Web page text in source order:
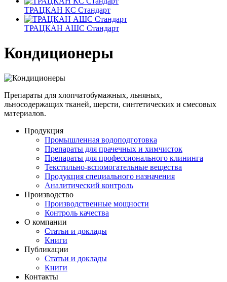
ТРАЦКАН КС Стандарт
ТРАЦКАН АШС Стандарт
Кондиционеры
Препараты для хлопчатобумажных, льняных,
льносодержащих тканей, шерсти, синтетических и смесовых
материалов.
Продукция
Промышленная водоподготовка
Препараты для прачечных и химчисток
Препараты для профессионального клининга
Текстильно-вспомогательные вещества
Продукция специального назначения
Аналитический контроль
Производство
Производственные мощности
Контроль качества
О компании
Статьи и доклады
Книги
Публикации
Статьи и доклады
Книги
Контакты